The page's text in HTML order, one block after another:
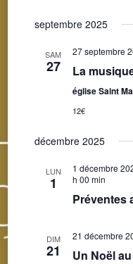
septembre 2025
SAM
27
27 septembre
La
église Saint
12€
décembre 2025
LUN
1
1 décembre
h 00 min
Préventes
DIM
21
21 décembre
Un Noël